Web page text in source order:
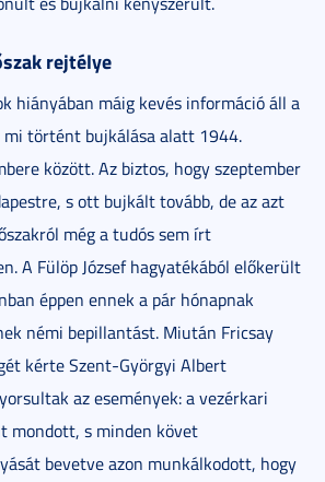
rejtélye
hiányában máig kevés információ áll a
mi történt bujkálása alatt 1944.
között. Az biztos, hogy szeptember
s ott bujkált tovább, de az azt
még a tudós sem írt
A Fülöp József hagyatékából előkerült
éppen ennek a pár hónapnak
némi bepillantást. Miután Fricsay
kérte Szent-Györgyi Albert
az események: a vezérkari
mondott, s minden követ
bevetve azon munkálkodott, hogy